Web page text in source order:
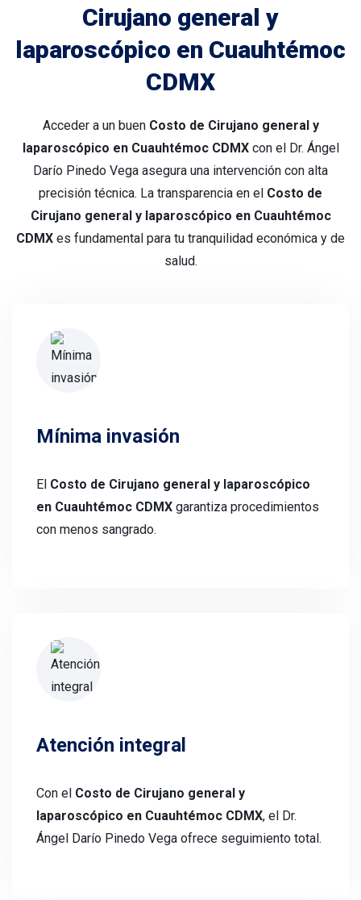
Cirujano general y
laparoscópico en Cuauhtémoc
CDMX
Acceder a un buen Costo de Cirujano general y
laparoscópico en Cuauhtémoc CDMXcon el Dr. Ángel
Darío Pinedo Vega asegura una intervención con alta
precisión técnica. La transparencia en el Costo de
Cirujano general y laparoscópico en Cuauhtémoc
CDMX es fundamental para tu tranquilidad económica y de
salud.
Mínima invasión
El Costo de Cirujano general y laparoscópico
en Cuauhtémoc CDMX garantiza procedimientos
con menos sangrado.
Atención integral
Con el Costo de Cirujano general y
laparoscópico en Cuauhtémoc CDMX, el Dr.
Ángel Darío Pinedo Vega ofrece seguimiento total.